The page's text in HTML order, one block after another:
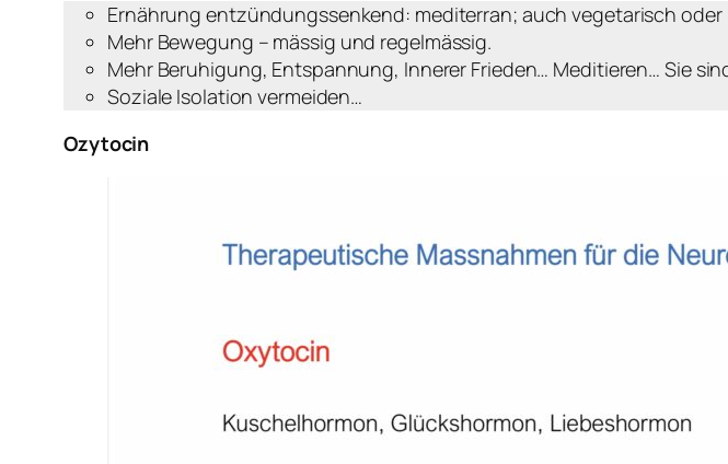
Ernährung entzündungssenkend: mediterran; auch vegetarisch
Mehr Bewegung – mässig und regelmässig.
Mehr Beruhigung, Entspannung, Innerer Frieden… Meditieren… Sie
Soziale Isolation vermeiden…
Ozytocin